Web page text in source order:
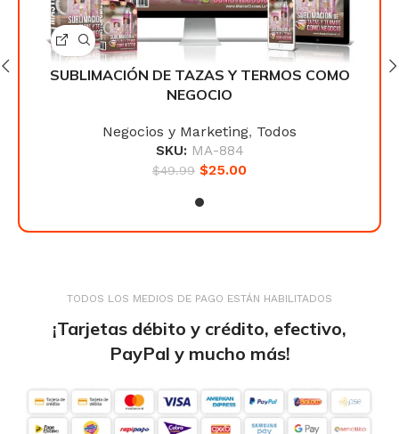
SUBLIMACIÓN DE TAZAS Y TERMOS COMO
NEGOCIO
Negocios y Marketing, Todos
SKU: MA-884
$49.99 $25.00
TODOS LOS MEDIOS DE PAGO ESTÁN HABILITADOS
¡Tarjetas débito y crédito, efectivo,
PayPal y mucho más!